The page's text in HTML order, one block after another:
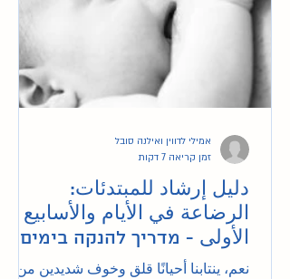
دليل إرشاد للمبتدئات:
الرضاعة في الأيام والأسابيع
الأولى - מדריך להנקה בימים
ובשבועות הראשונים
نعم، ينتابنا أحيانًا قلق وخوف شديدين من
אמילי לדווין ואילנה סובל
זמן קריאה 7 דקות